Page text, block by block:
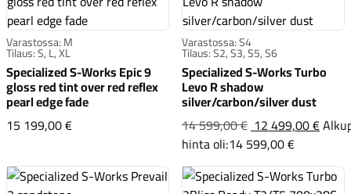
Komponentit
Katso koko valikoima
Varastossa: M
Tilaus: S, L, XL
Specialized S-Works Epic 9
gloss red tint over red reflex
pearl edge fade
15 199,00 €Specialized S-Works Epic 9 gloss red tint over red
Varastossa: S4
Tilaus: S2, S3, S5, S6
Specialized S-Works Turbo
Levo R shadow
silver/carbon/silver dust
14 599,00 €12 499,00 €
hinta oli:14 599,00 €